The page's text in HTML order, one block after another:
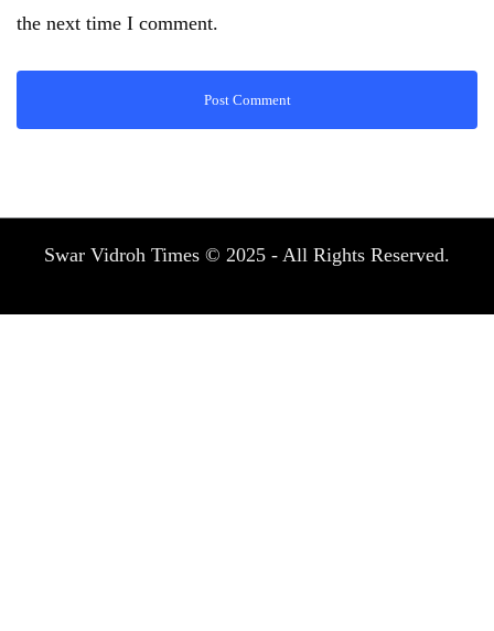
the next time I comment.
Swar Vidroh Times © 2025 - All Rights Reserved.